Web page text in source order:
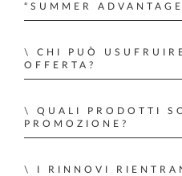
“SUMMER
il 31 luglio e riceverai 2
totale di 14 mesi al
CHI PUÒ
OFFERTA?
attuali che soddisfano i
subscription.
QUALI PRODOTTI
PROMOZIONE?
I RINNOVI